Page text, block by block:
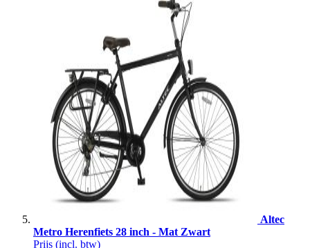
Altec
Metro Herenfiets 28 inch - Mat Zwart
Prijs (incl. btw)